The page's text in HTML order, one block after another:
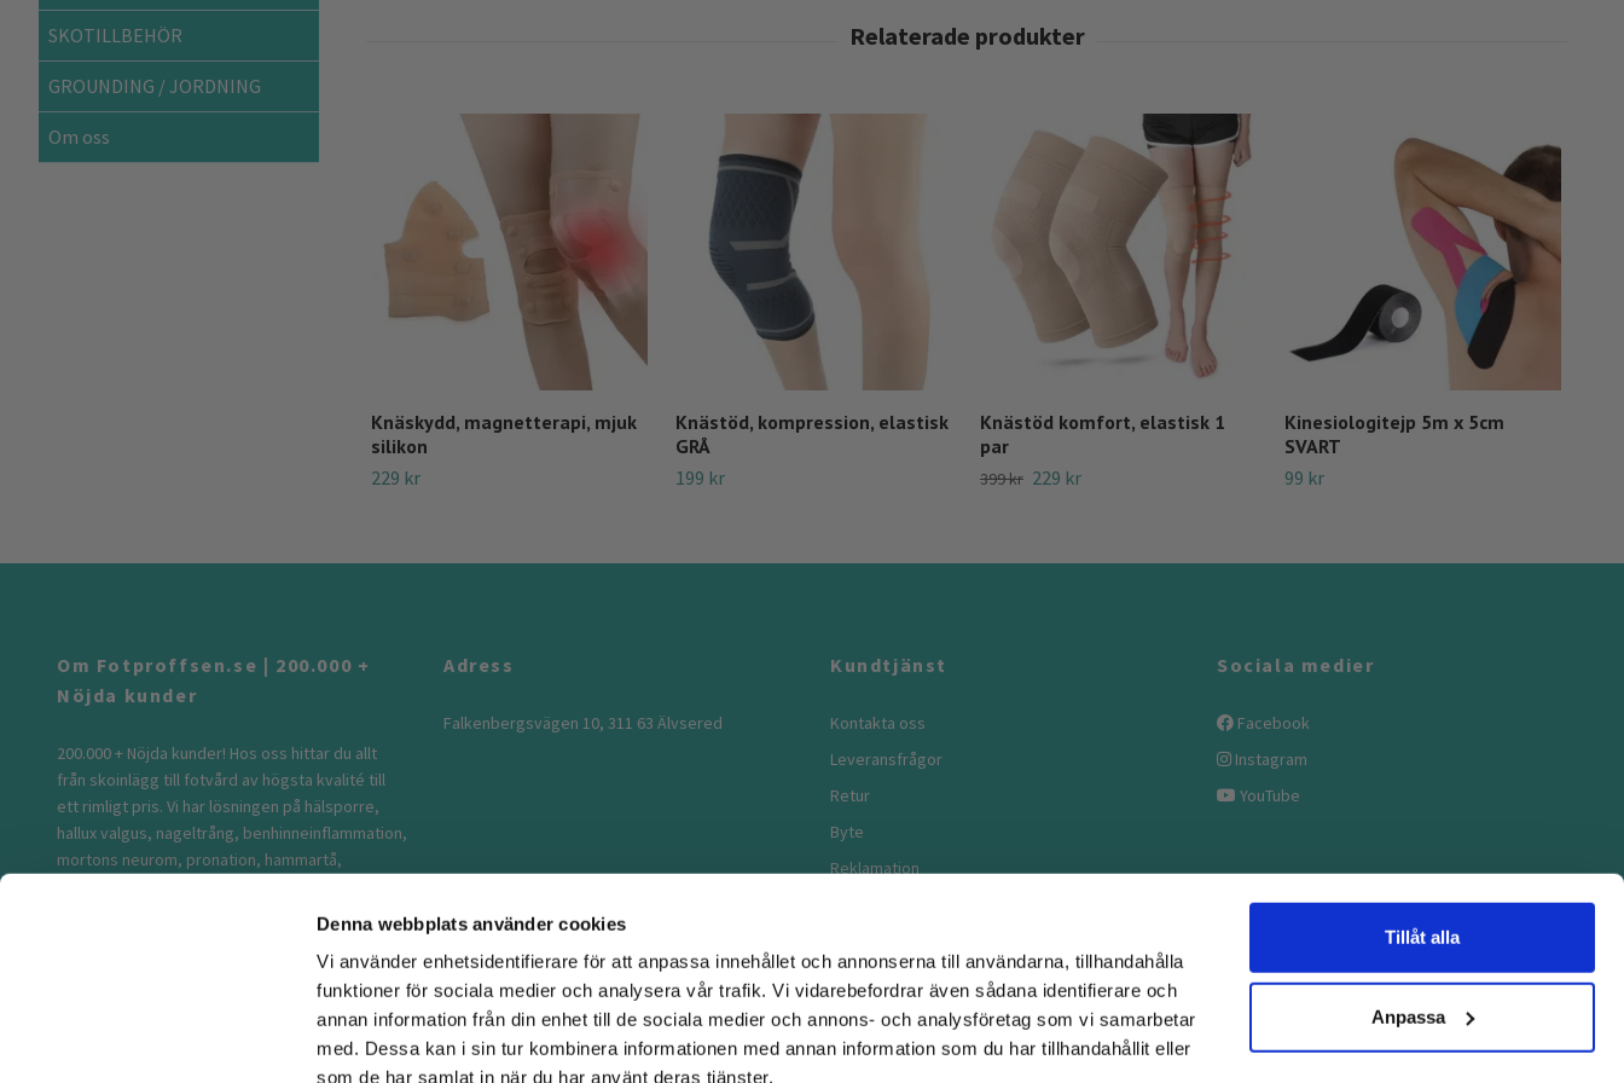
Denna webbplats använder cookies
Vi använder enhetsidentifierare för att anpassa innehållet och annonserna till användarna, tillhandahålla
funktioner för sociala medier och analysera vår trafik. Vi vidarebefordrar även sådana identifierare och
annan information från din enhet till de sociala medier och annons- och analysföretag som vi samarbetar
med. Dessa kan i sin tur kombinera informationen med annan information som du har tillhandahållit eller
som de har samlat in när du har använt deras tjänster.
Tillåt alla
Anpassa
SKOTILLBEHÖR
GROUNDING / JORDNING
Om oss
Knäskydd, magnetterapi, mjuk
silikon
229 kr
Knästöd, kompression, elastisk
GRÅ
199 kr
Knästöd komfort, elastisk 1
par
399 kr 229 kr
Kinesiologitejp 5m x 5cm
SVART
99 kr
Om Fotproffsen.se | 200.000 +
Nöjda kunder
200.000 + Nöjda kunder! Hos oss hittar du allt
från skoinlägg till fotvård av högsta kvalité till
ett rimligt pris. Vi har lösningen på hälsporre,
hallux valgus, nageltrång, benhinneinflammation,
mortons neurom, pronation, hammartå,
kompressionsstrumpor, knäskydd, fotledsstöd
blixtsnabb leverans och fri frakt över 500kr. Vi är
en svensk webbutik med lager och säte i
Sverige. Låt oss ta hand om dina fötter!
Adress
Falkenbergsvägen 10, 311 63 Älvsered
Kundtjänst
Kontakta oss
Leveransfrågor
Retur
Byte
Reklamation
Sociala medier
Facebook
Instagram
YouTube